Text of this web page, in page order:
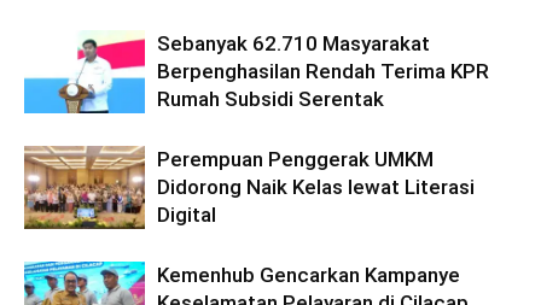
Sebanyak 62.710 Masyarakat
Berpenghasilan Rendah Terima KPR
Rumah Subsidi Serentak
Perempuan Penggerak UMKM
Didorong Naik Kelas lewat Literasi
Digital
Kemenhub Gencarkan Kampanye